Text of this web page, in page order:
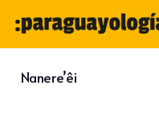
Nanere’êi